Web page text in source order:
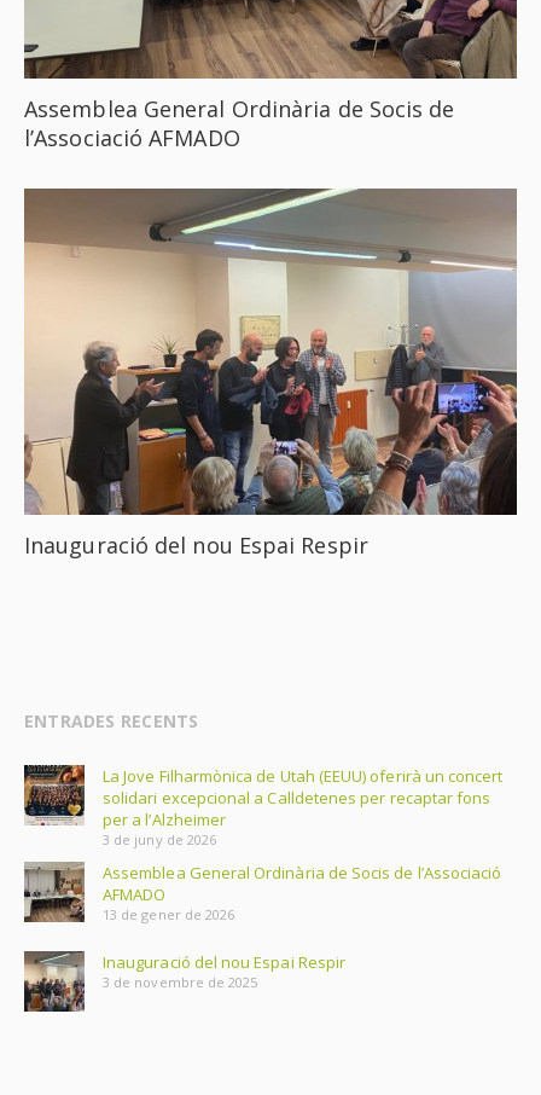
Assemblea General Ordinària de Socis de
l’Associació AFMADO
Inauguració del nou Espai Respir
ENTRADES RECENTS
La Jove Filharmònica de Utah (EEUU) oferirà un concert
solidari excepcional a Calldetenes per recaptar fons
per a l’Alzheimer
3 de juny de 2026
Assemblea General Ordinària de Socis de l’Associació
AFMADO
13 de gener de 2026
Inauguració del nou Espai Respir
3 de novembre de 2025